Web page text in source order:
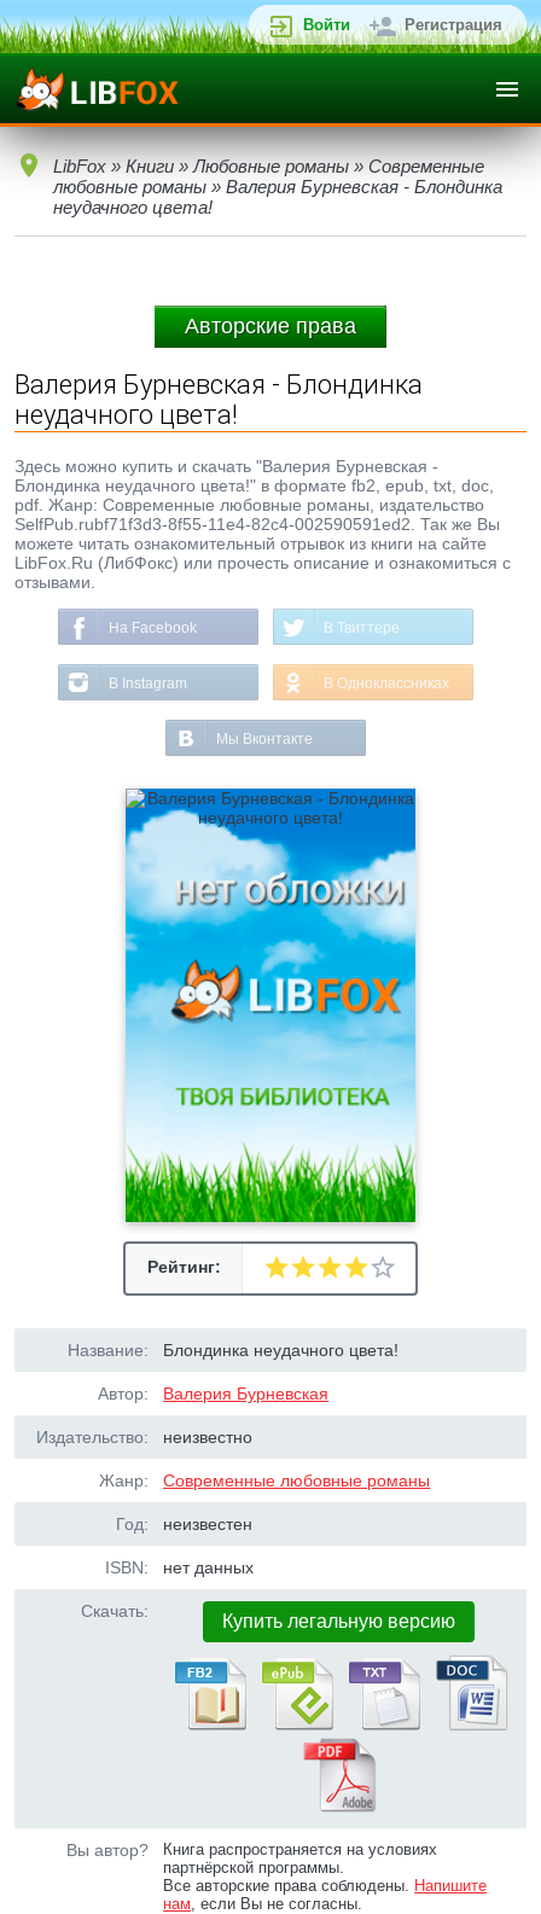
Войти Регистрация
LibFox » Книги » Любовные романы » Современные
любовные романы » Валерия Бурневская - Блондинка
неудачного цвета!
Авторские права
Валерия Бурневская - Блондинка
неудачного цвета!
Здесь можно купить и скачать "Валерия Бурневская -
Блондинка неудачного цвета!" в формате fb2, epub, txt, doc,
pdf. Жанр: Современные любовные романы, издательство
SelfPub.rubf71f3d3-8f55-11e4-82c4-002590591ed2. Так же Вы
можете читать ознакомительный отрывок из книги на сайте
LibFox.Ru (ЛибФокс) или прочесть описание и ознакомиться с
отзывами.
На Facebook В Твиттере
В Instagram В Одноклассниках
Мы Вконтакте
Рейтинг:
Название: Блондинка неудачного цвета!
Автор: Валерия Бурневская
Издательство: неизвестно
Жанр: Современные любовные романы
Год: неизвестен
ISBN: нет данных
Скачать: Купить легальную версию
Вы автор?
Книга распространяется на условиях
партнёрской программы.
Все авторские права соблюдены. Напишите
нам, если Вы не согласны.